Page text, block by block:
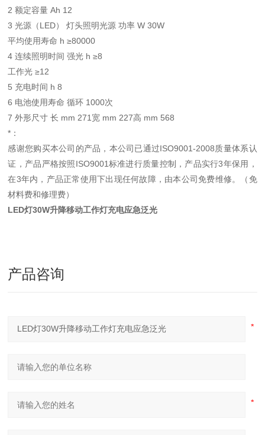
2 额定容量 Ah 12
3 光源 （LED） 灯头照明光源 功率 W 30W
平均使用寿命 h ≥80000
4 连续照明时间 强光 h ≥8
工作光 ≥12
5 充电时间 h 8
6 电池使用寿命 循环 1000次
7 外形尺寸 长 mm 271 宽 mm 227高 mm 568
*：
感谢您购买本公司的产品，本公司已通过ISO9001-2008质量体系认
证，产品严格按照ISO9001标准进行质量控制，产品实行3年保用，
在3年内，产品正常使用下出现任何故障，由本公司免费维修。（免
材料费和修理费）
LED灯30W升降移动工作灯充电应急泛光
产品咨询